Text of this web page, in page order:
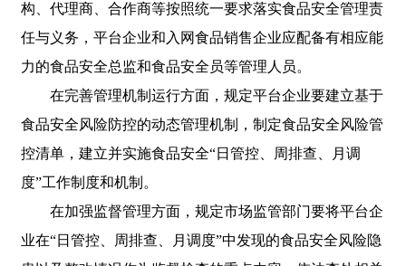
构、代理商、合作商等按照统一要求落实食品安全管理责
任与义务，平台企业和入网食品销售企业应配备有相应能
力的食品安全总监和食品安全员等管理人员。
在完善管理机制运行方面，规定平台企业要建立基于
食品安全风险防控的动态管理机制，制定食品安全风险管
控清单，建立并实施食品安全“日管控、周排查、月调
度”工作制度和机制。
在加强监督管理方面，规定市场监管部门要将平台企
业在“日管控、周排查、月调度”中发现的食品安全风险隐